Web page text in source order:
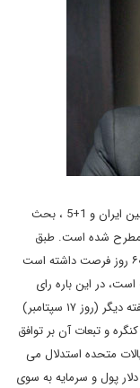
بعد از نهایی شدن توافق هسته ای بین ایران و 1+5 ، بحث
مطرح شده است. طبق
قانونی که بین کنگره و کاخ سفید تصویب شد، کنگره ۶۰ روز فرصت داشته است
در این باره رای
بگیرد و مخالفتش را ابلاغ کند. این مهلت حدود دو هفته دیگر (روز ۱۷ سپتامبر)
و تبعات آن بر توافق
متحده استدلال می
پول و سرمایه به سوی